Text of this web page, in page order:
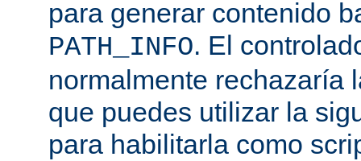
para generar contenido
PATH_INFO. El
normalmente rechazaría
que puedes utilizar la
para habilitarla como